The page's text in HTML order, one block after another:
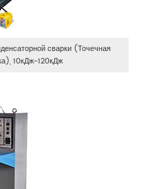
сварки (Точечная
10кДж-120кДж